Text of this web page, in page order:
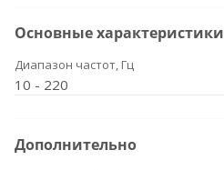
Основные характеристики
Диапазон частот, Гц
10 - 220
Дополнительно